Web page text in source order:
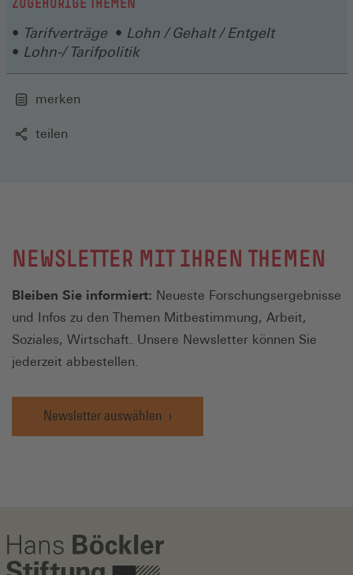
Tarifverträge
Lohn / Gehalt / Entgelt
Lohn-/ Tarifpolitik
merken
teilen
NEWSLETTER MIT IHREN THEMEN
Bleiben Sie informiert: Neueste Forschungsergebnisse
und Infos zu den Themen Mitbestimmung, Arbeit,
Soziales, Wirtschaft. Unsere Newsletter können Sie
jederzeit abbestellen.
Newsletter auswählen